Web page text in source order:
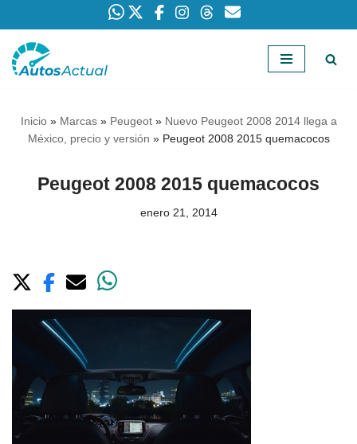
Saltar
Inicio» Marcas» Peugeot» Nuevo Peugeot 2008 2014 llega a
México, precio y versión » Peugeot 2008 2015 quemacocos
Peugeot 2008 2015 quemacocos
enero 21, 2014